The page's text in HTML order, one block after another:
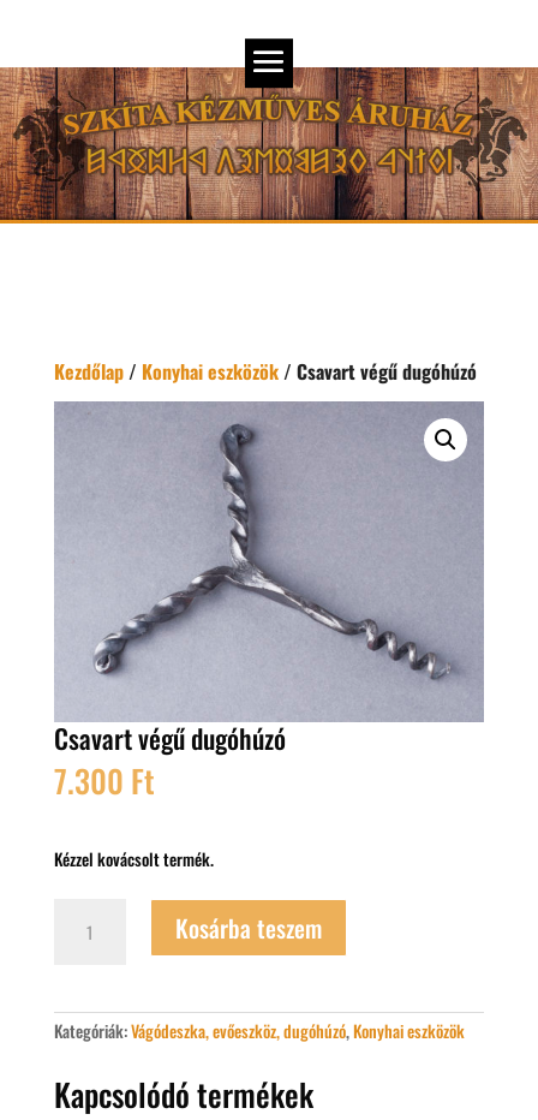
Kezdőlap/ Konyhai eszközök/ Csavart végű dugóhúzó
Csavart végű dugóhúzó
7.300 Ft
Kézzel kovácsolt termék.
Kosárba teszem
Kategóriák:Vágódeszka, evőeszköz, dugóhúzó,Konyhai eszközök
Kapcsolódó termékek